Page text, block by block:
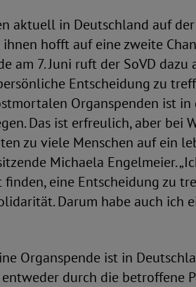
aktuell in Deutschland auf
hofft auf eine zweite
am 7. Juni ruft der SoVD dazu
Entscheidung zu
Organspenden ist
Das ist erfreulich, aber bei
zu viele Menschen auf ein
Michaela Engelmeier.
eine Entscheidung zu
Darum habe auch ich
Organspende ist in
durch die betroffene